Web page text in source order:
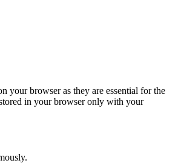
your browser as they are essential for the
in your browser only with your